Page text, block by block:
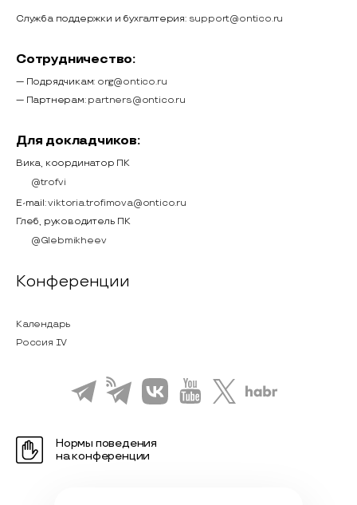
Служба поддержки и бухгалтерия: support@ontico.ru
Сотрудничество:
— Подрядчикам: org@ontico.ru
— Партнерам: partners@ontico.ru
Для докладчиков:
Вика, координатор ПК
@trofvi
E-mail:viktoria.trofimova@ontico.ru
Глеб, руководитель ПК
@Glebmikheev
Конференции
Календарь
Россия IV
Нормы поведения
на конференции